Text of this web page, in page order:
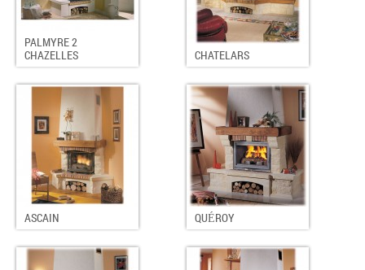
PALMYRE 2
CHAZELLES
CHATELARS
ASCAIN QUÉROY